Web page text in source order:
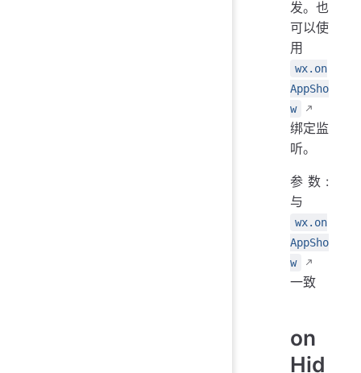
发。也
可以使
用
wx.on
AppSho
w
绑定监
听。
参数:
与
wx.on
AppSho
w
一致
on
Hid